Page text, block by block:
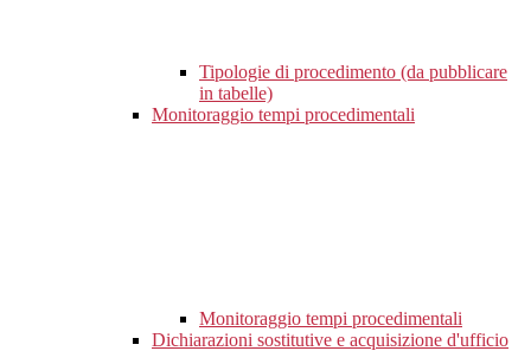
Tipologie di procedimento (da pubblicare
in tabelle)
Monitoraggio tempi procedimentali
Monitoraggio tempi procedimentali
Dichiarazioni sostitutive e acquisizione d'ufficio